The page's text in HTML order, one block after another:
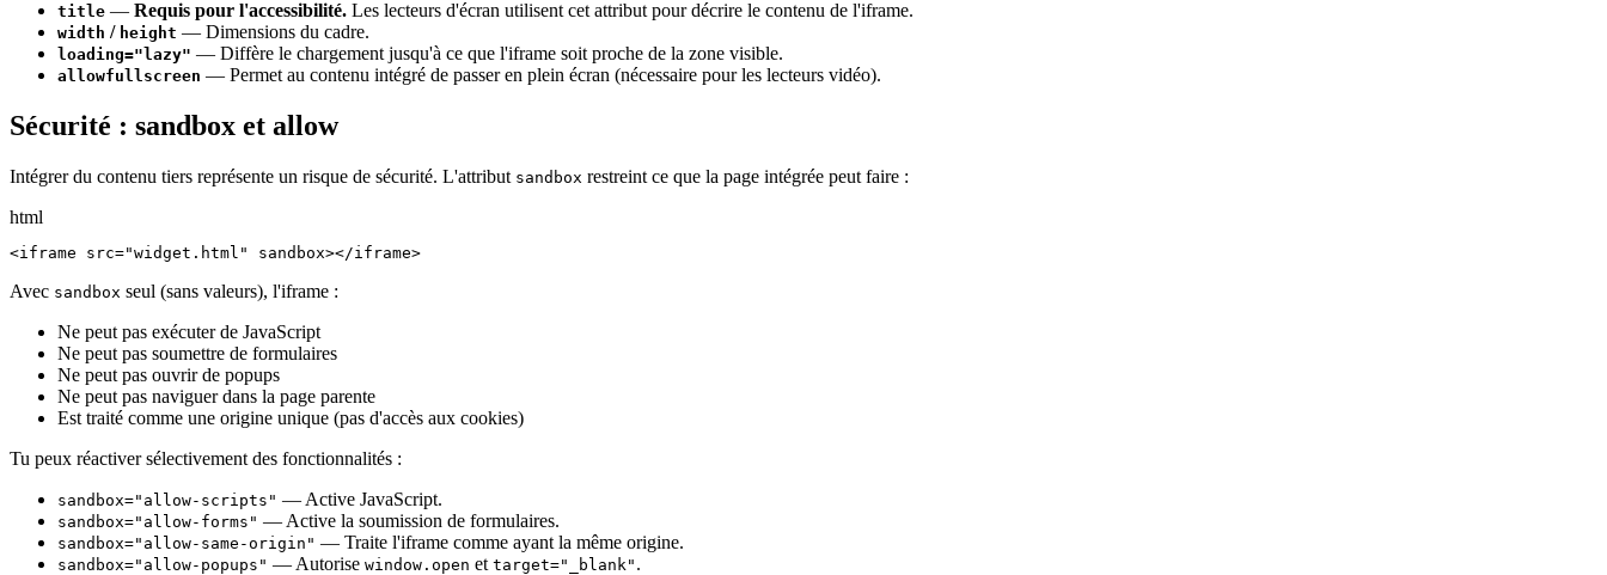
title — Requis pour l'accessibilité. Les lecteurs d'écran utilisent cet attribut pour décrire le contenu de l'iframe.
width / height — Dimensions du cadre.
loading="lazy" — Diffère le chargement jusqu'à ce que l'iframe soit proche de la zone visible.
allowfullscreen — Permet au contenu intégré de passer en plein écran (nécessaire pour les lecteurs vidéo).
Sécurité : sandbox et allow
Intégrer du contenu tiers représente un risque de sécurité. L'attribut sandbox restreint ce que la page intégrée peut faire :
html
<iframe src="widget.html" sandbox></iframe>
Avec sandbox seul (sans valeurs), l'iframe :
Ne peut pas exécuter de JavaScript
Ne peut pas soumettre de formulaires
Ne peut pas ouvrir de popups
Ne peut pas naviguer dans la page parente
Est traité comme une origine unique (pas d'accès aux cookies)
Tu peux réactiver sélectivement des fonctionnalités :
sandbox="allow-scripts" — Active JavaScript.
sandbox="allow-forms" — Active la soumission de formulaires.
sandbox="allow-same-origin" — Traite l'iframe comme ayant la même origine.
sandbox="allow-popups" — Autorise window.open et target="_blank" .